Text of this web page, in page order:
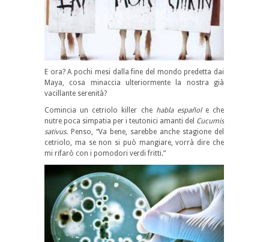
E ora? A pochi mesi dalla fine del mondo predetta dai
Maya, cosa minaccia ulteriormente la nostra già
vacillante serenità?
Comincia un cetriolo killer che habla españole che
nutre poca simpatia per i teutonici amanti del Cucumis
sativus. Penso, “Va bene, sarebbe anche stagione del
cetriolo, ma se non si può mangiare, vorrà dire che
mi rifarò con i pomodori verdi fritti.”